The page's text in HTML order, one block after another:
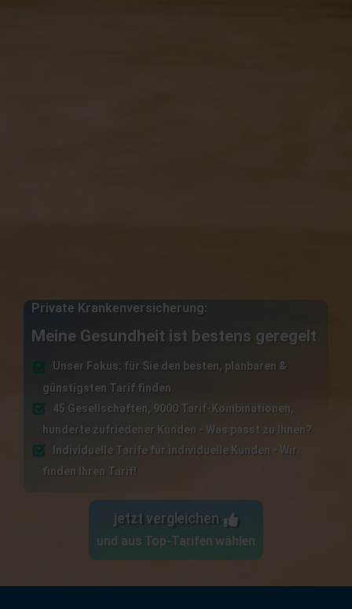
Private Krankenversicherung:
Meine Gesundheit ist bestens geregelt
Unser Fokus: für Sie den besten, planbaren &
günstigsten Tarif finden.
45 Gesellschaften, 9000 Tarif-Kombinationen,
hunderte zufriedener Kunden - Was passt zu Ihnen?
Individuelle Tarife für individuelle Kunden - Wir
finden Ihren Tarif!
jetzt vergleichen
und aus Top-Tarifen wählen